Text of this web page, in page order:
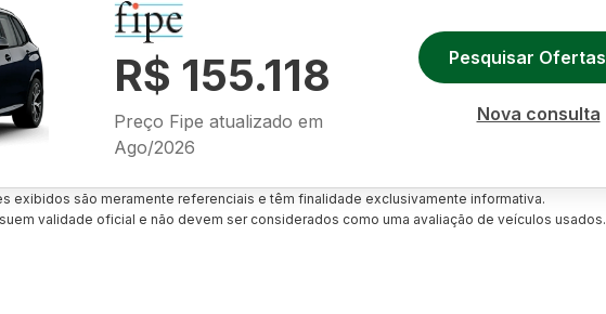
R$ 155.118
Preço Fipe atualizado em
Ago/2026
Pesquisar Ofertas
Nova consulta
exibidos são meramente referenciais e têm finalidade exclusivamente informativa.
validade oficial e não devem ser considerados como uma avaliação de veículos usados.